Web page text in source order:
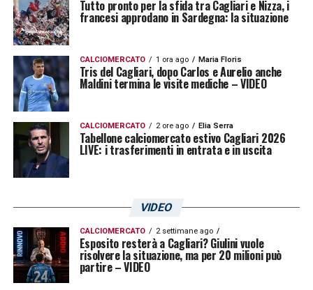
segnale forte verso la concorrenza: il talento
classe 2002, grazie alla sua velocità ed estro
nell’uno contro uno, è considerato il tassello
ideale per aumentare la produzione offensiva
del Palermo. Con la base tecnica già
consolidata, l’innesto dell’angolano darebbe
quella imprevedibilità necessaria per
superare gli ostacoli che hanno frenato la
dirigenza lavora alacremente per regalare ai
propri tifosi un nuovo idolo, sperando di
definire tutti i dettagli prima dell’inizio del
ritiro estivo.
Tutto pronto per la sfida tra Cagliari e Nizza, i
francesi approdano in Sardegna: la situazione
CALCIOMERCATO 1 ora ago Maria Floris
Tris del Cagliari, dopo Carlos e Aurelio anche
Maldini termina le visite mediche – VIDEO
CALCIOMERCATO 2 ore ago Elia Serra
Tabellone calciomercato estivo Cagliari 2026
LIVE: i trasferimenti in entrata e in uscita
VIDEO
CALCIOMERCATO 2 settimane ago
Esposito resterà a Cagliari? Giulini vuole
risolvere la situazione, ma per 20 milioni può
partire – VIDEO